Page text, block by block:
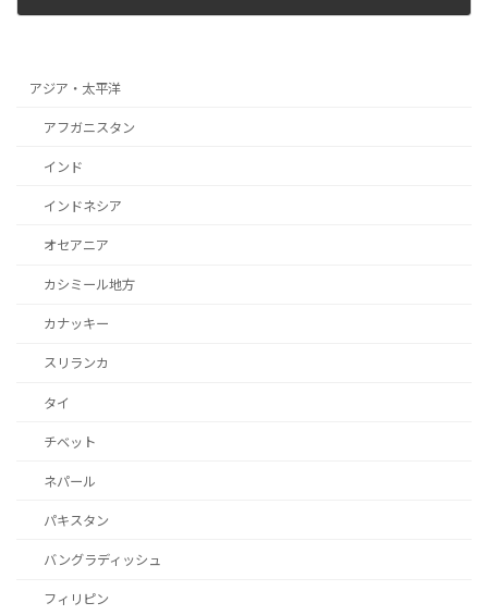
アジア・太平洋
アフガニスタン
インド
インドネシア
オセアニア
カシミール地方
カナッキー
スリランカ
タイ
チベット
ネパール
パキスタン
バングラディッシュ
フィリピン